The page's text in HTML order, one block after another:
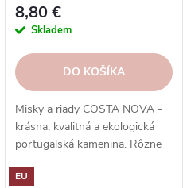
Nova
8,80 €
Skladem
DO KOŠÍKA
Misky a riady COSTA NOVA -
krásna, kvalitná a ekologická
portugalská kamenina. Rôzne
tvary, farby, vzory a veľkosti.
Objednajte si ich v našom e-
EU